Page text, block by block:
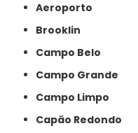
Aeroporto
Brooklin
Campo Belo
Campo Grande
Campo Limpo
Capão Redondo